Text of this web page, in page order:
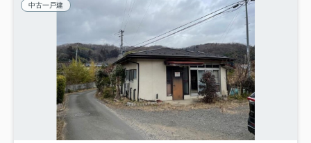
中古一戸建